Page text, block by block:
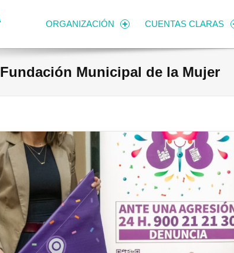
ORGANIZACIÓN CUENTAS CLARAS
Fundación Municipal de la Mujer